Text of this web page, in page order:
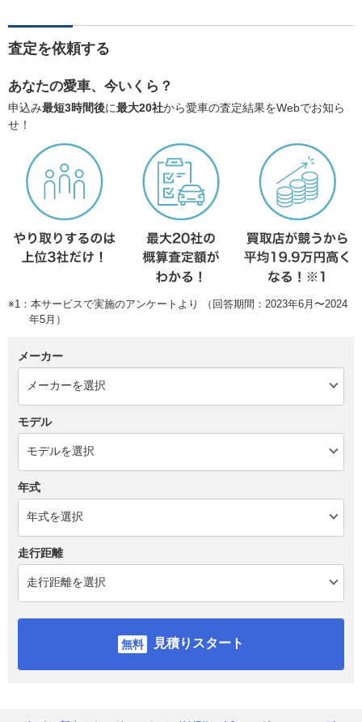
査定を依頼する
あなたの愛車、今いくら？
申込み最短3時間後に最大20社から愛車の査定結果をWebでお知ら
せ！
※1：本サービスで実施のアンケートより （回答期間：2023年6月〜2024
年5月）
メーカー
モデル
年式
走行距離
見積りスタート